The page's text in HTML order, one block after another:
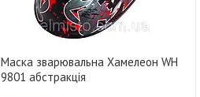
Маска зварювальна Хамелеон WH
9801 абстракція